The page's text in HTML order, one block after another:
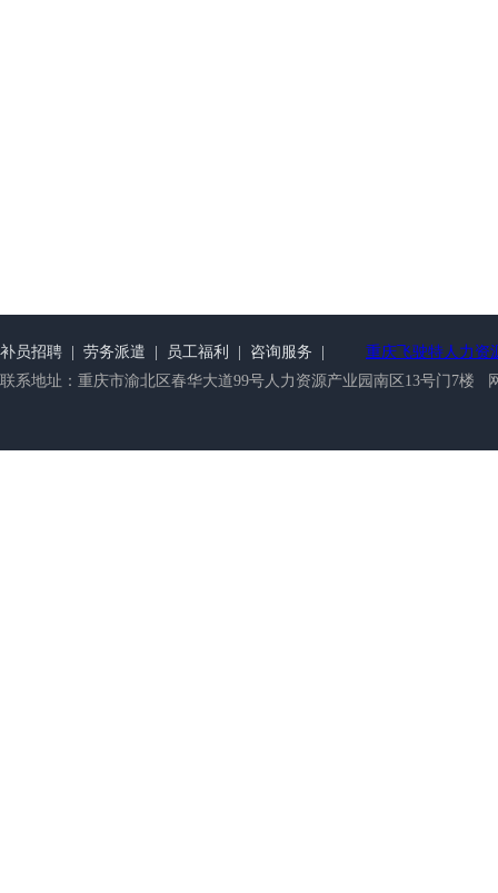
补员招聘 劳务派遣 员工福利 咨询服务
重庆飞驶特人力资
联系地址：重庆市渝北区春华大道99号人力资源产业园南区13号门7楼